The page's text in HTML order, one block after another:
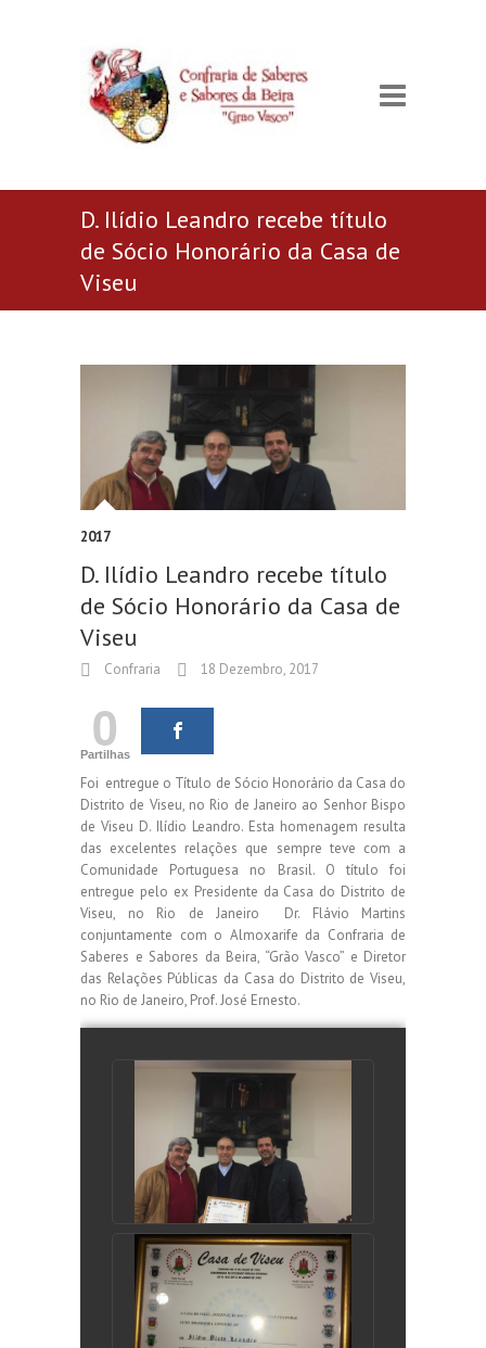
D. Ilídio Leandro recebe título
de Sócio Honorário da Casa de
Viseu
2017
D. Ilídio Leandro recebe título
de Sócio Honorário da Casa de
Viseu
Confraria 18 Dezembro, 2017
0
Partilhas
Foi entregue o Título de Sócio Honorário da Casa do
Distrito de Viseu, no Rio de Janeiro ao Senhor Bispo
de Viseu D. Ilídio Leandro. Esta homenagem resulta
das excelentes relações que sempre teve com a
Comunidade Portuguesa no Brasil. O título foi
entregue pelo ex Presidente da Casa do Distrito de
Viseu, no Rio de Janeiro Dr. Flávio Martins
conjuntamente com o Almoxarife da Confraria de
Saberes e Sabores da Beira, “Grão Vasco” e Diretor
das Relações Públicas da Casa do Distrito de Viseu,
no Rio de Janeiro, Prof. José Ernesto.